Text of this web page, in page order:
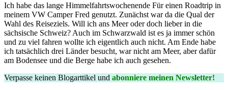
Ich habe das lange Himmelfahrtswochenende Für einen Roadtrip in
meinem VW Camper Fred genutzt. Zunächst war da die Qual der
Wahl des Reiseziels. Will ich ans Meer oder doch lieber in die
sächsische Schweiz? Auch im Schwarzwald ist es ja immer schön
und zu viel fahren wollte ich eigentlich auch nicht. Am Ende habe
ich tatsächlich drei Länder besucht, war nicht am Meer, aber dafür
am Bodensee und die Berge habe ich auch gesehen.
Verpasse keinen Blogarttikel und abonniere meinen Newsletter!